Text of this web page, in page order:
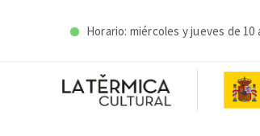
Horario: miércoles y jueves de 10